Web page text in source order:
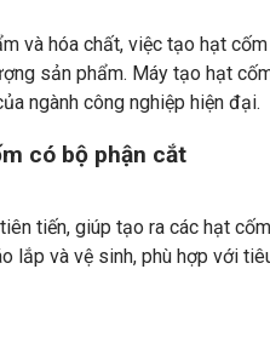
và hóa chất, việc tạo hạt
sản phẩm. Máy tạo hạt
ngành công nghiệp hiện đại.
có bộ phận cắt
tiến, giúp tạo ra các hạt
lắp và vệ sinh, phù hợp với